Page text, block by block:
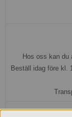
Hos oss kan du
Beställ idag före kl.